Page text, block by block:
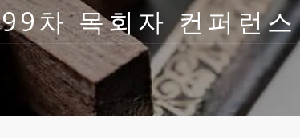
99차 목회자 컨퍼런